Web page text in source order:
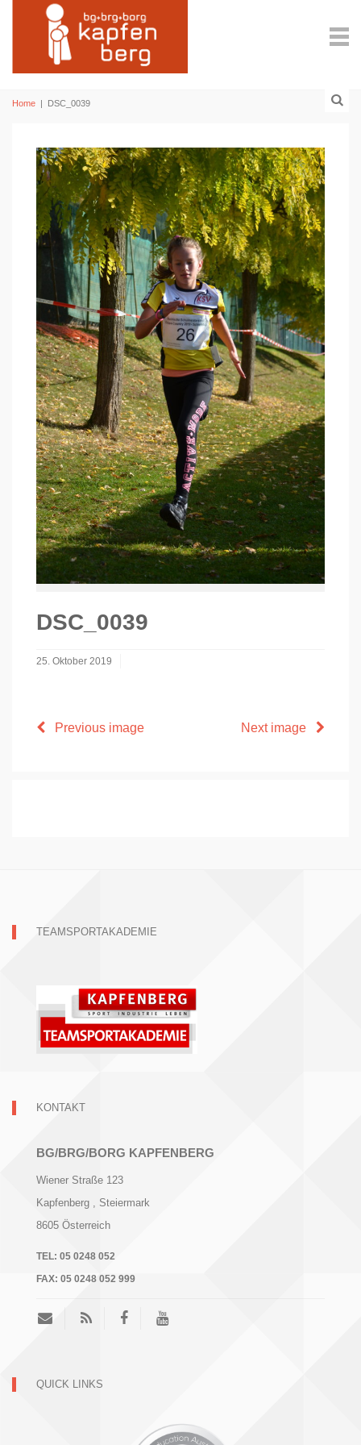
Home | DSC_0039
DSC_0039
25. Oktober 2019
Previous image Next image
TEAMSPORTAKADEMIE
KONTAKT
BG/BRG/BORG KAPFENBERG
Wiener Straße 123
Kapfenberg
, Steiermark
8605 Österreich
TEL: 05 0248 052
FAX: 05 0248 052 999
QUICK LINKS